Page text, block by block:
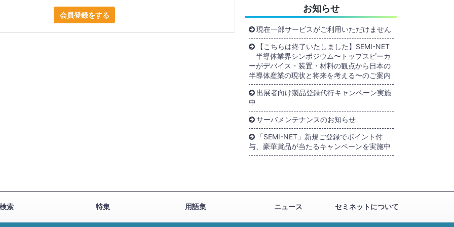
会員登録をする
お知らせ
現在一部サービスがご利用いただけません
【こちらは終了いたしました】SEMI-NET
半導体業界シンポジウム〜トップスピーカ
ーがデバイス・装置・材料の観点から日本の
半導体産業の現状と将来を考える〜のご案内
出展者向け製品登録代行キャンペーン実施
中
サーバメンテナンスのお知らせ
「SEMI-NET」新規ご登録でポイント付
与、豪華賞品が当たるキャンペーンを実施中
索 特集 用語集 ニュース セミネットについて